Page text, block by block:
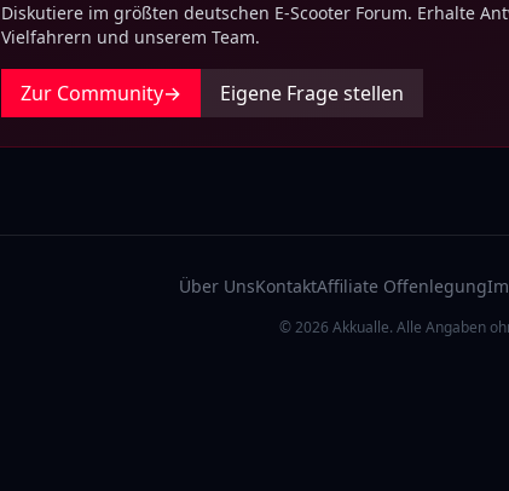
Diskutiere im größten deutschen E-Scooter Forum. Erhalte
Vielfahrern und unserem Team.
Zur Community→ Eigene Frage stellen
Über UnsKontaktAffiliate Offenlegung
© 2026 Akkualle. Alle Angaben